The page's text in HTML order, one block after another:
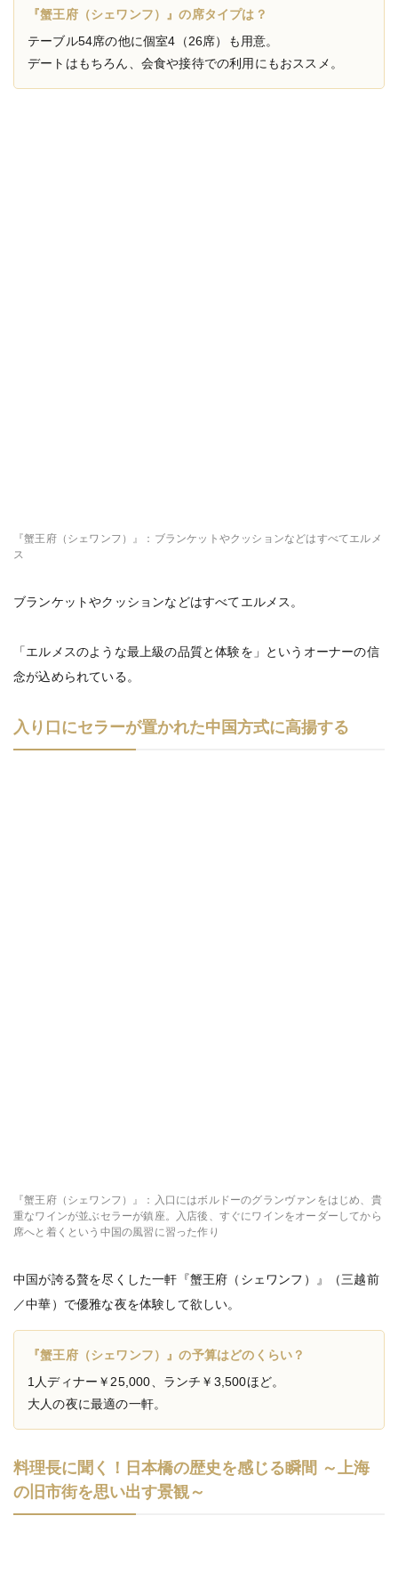
『蟹王府（シェワンフ）』の席タイプは？
テーブル54席の他に個室4（26席）も用意。
デートはもちろん、会食や接待での利用にもおススメ。
『蟹王府（シェワンフ）』：ブランケットやクッションなどはすべてエルメ
ス
ブランケットやクッションなどはすべてエルメス。
「エルメスのような最上級の品質と体験を」というオーナーの信
念が込められている。
入り口にセラーが置かれた中国方式に高揚する
『蟹王府（シェワンフ）』：入口にはボルドーのグランヴァンをはじめ、貴
重なワインが並ぶセラーが鎮座。入店後、すぐにワインをオーダーしてから
席へと着くという中国の風習に習った作り
中国が誇る贅を尽くした一軒『蟹王府（シェワンフ）』（三越前
／中華）で優雅な夜を体験して欲しい。
『蟹王府（シェワンフ）』の予算はどのくらい？
1人ディナー￥25,000、ランチ￥3,500ほど。
大人の夜に最適の一軒。
料理長に聞く！日本橋の歴史を感じる瞬間 ～上海
の旧市街を思い出す景観～